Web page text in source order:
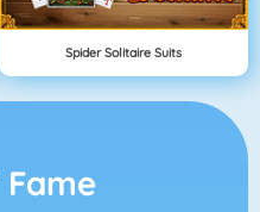
Spider Solitaire Suits
Fame